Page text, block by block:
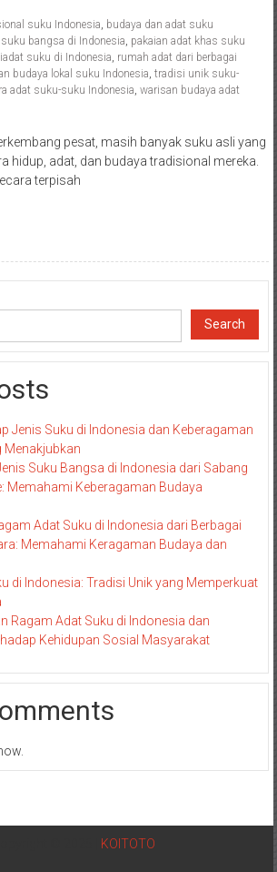
suku Indonesia, budaya dan adat suku
suku bangsa di Indonesia, pakaian adat khas suku
suku di Indonesia, rumah adat dari berbagai
budaya lokal suku Indonesia, tradisi unik suku-
adat suku-suku Indonesia, warisan budaya adat
pesat, masih banyak suku asli yang
hidup, adat, dan budaya tradisional mereka.
terpisah
Search
Jenis Suku di Indonesia dan Keberagaman
Menakjubkan
Suku Bangsa di Indonesia dari Sabang
Memahami Keberagaman Budaya
Adat Suku di Indonesia dari Berbagai
Memahami Keragaman Budaya dan
di Indonesia: Tradisi Unik yang Memperkuat
Ragam Adat Suku di Indonesia dan
Kehidupan Sosial Masyarakat
KOITOTO